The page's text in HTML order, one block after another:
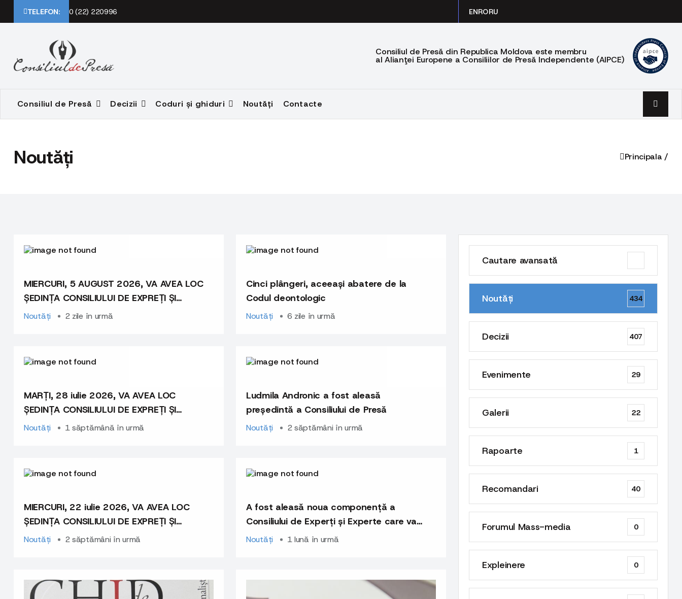
TELEFON: 0 (22) 220996 ENRORU
Consiliul de Presă din Republica Moldova este membru
al Alianţei Europene a Consiliilor de Presă Independente (AIPCE)
Consiliul de Presă Decizii Coduri și ghiduri Noutăți Contacte
Noutăți Principala /
MIERCURI, 5 AUGUST 2026, VA AVEA LOC
ȘEDINȚA CONSILIULUI DE EXPREȚI ȘI
EXPERTE
Noutăți 2 zile în urmă
Cinci plângeri, aceeași abatere de la
Codul deontologic
Noutăți 6 zile în urmă
MARȚI, 28 iulie 2026, VA AVEA LOC
ȘEDINȚA CONSILIULUI DE EXPREȚI ȘI
EXPERTE
Noutăți 1 săptămână în urmă
Ludmila Andronic a fost aleasă
președintă a Consiliului de Presă
Noutăți 2 săptămâni în urmă
MIERCURI, 22 iulie 2026, VA AVEA LOC
ȘEDINȚA CONSILIULUI DE EXPREȚI ȘI
EXPERTE
Noutăți 2 săptămâni în urmă
A fost aleasă noua componență a
Consiliului de Experți și Experte care va
examina plângerile privind încălcarea
Noutăți 1 lună în urmă
Cautare avansată
Noutăți 434
Decizii 407
Evenimente 29
Galerii 22
Rapoarte 1
Recomandari 40
Forumul Mass-media 0
Expleinere 0